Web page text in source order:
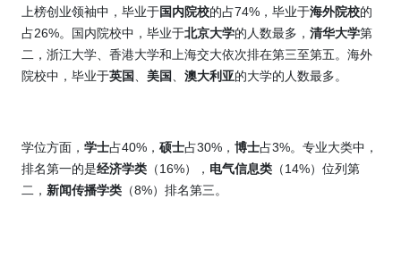
上榜创业领袖中， 毕业于国内院校的占74% ，毕业于海外院校的
占26%。国内院校中，毕业于北京大学的人数最多， 清华大学第
二，浙江大学、香港大学和上海交大依次排在第三至第五。海外
院校中，毕业于英国 美国 澳大利亚的大学的人数最多。
学位方面， 学士占40% ， 硕士占30% ， 博士占3%。专业大类中，
排名第一的是经济学类 （16%）， 电气信息类 （14%）位列第
二， 新闻传播学类 （8%）排名第三。